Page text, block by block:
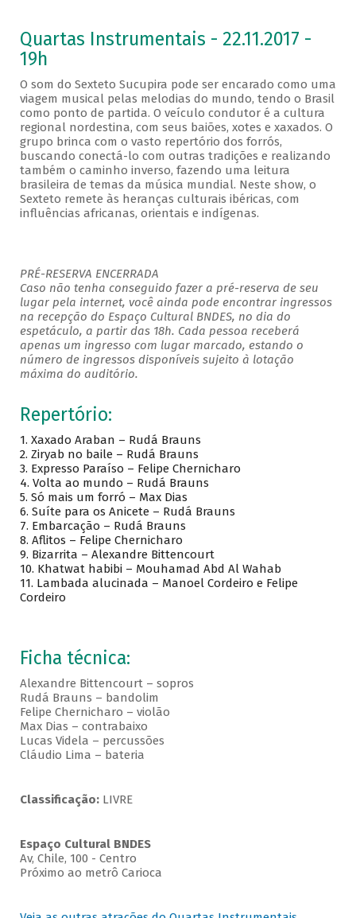
Quartas Instrumentais - 22.11.2017 -
19h
O som do Sexteto Sucupira pode ser encarado como uma
viagem musical pelas melodias do mundo, tendo o Brasil
como ponto de partida. O veículo condutor é a cultura
regional nordestina, com seus baiões, xotes e xaxados. O
grupo brinca com o vasto repertório dos forrós,
buscando conectá-lo com outras tradições e realizando
também o caminho inverso, fazendo uma leitura
brasileira de temas da música mundial. Neste show, o
Sexteto remete às heranças culturais ibéricas, com
influências africanas, orientais e indígenas.
PRÉ-RESERVA ENCERRADA
Caso não tenha conseguido fazer a pré-reserva de seu
lugar pela internet, você ainda pode encontrar ingressos
na recepção do Espaço Cultural BNDES, no dia do
espetáculo, a partir das 18h. Cada pessoa receberá
apenas um ingresso com lugar marcado, estando o
número de ingressos disponíveis sujeito à lotação
máxima do auditório.
Repertório:
1. Xaxado Araban – Rudá Brauns
2. Ziryab no baile – Rudá Brauns
3. Expresso Paraíso – Felipe Chernicharo
4. Volta ao mundo – Rudá Brauns
5. Só mais um forró – Max Dias
6. Suíte para os Anicete – Rudá Brauns
7. Embarcação – Rudá Brauns
8. Aflitos – Felipe Chernicharo
9. Bizarrita – Alexandre Bittencourt
10. Khatwat habibi – Mouhamad Abd Al Wahab
11. Lambada alucinada – Manoel Cordeiro e Felipe
Cordeiro
Ficha técnica:
Alexandre Bittencourt – sopros
Rudá Brauns – bandolim
Felipe Chernicharo – violão
Max Dias – contrabaixo
Lucas Videla – percussões
Cláudio Lima – bateria
Classificação:LIVRE
Espaço Cultural BNDES
Av, Chile, 100 - Centro
Próximo ao metrô Carioca